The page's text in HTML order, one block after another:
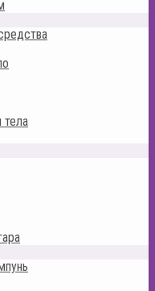
тела